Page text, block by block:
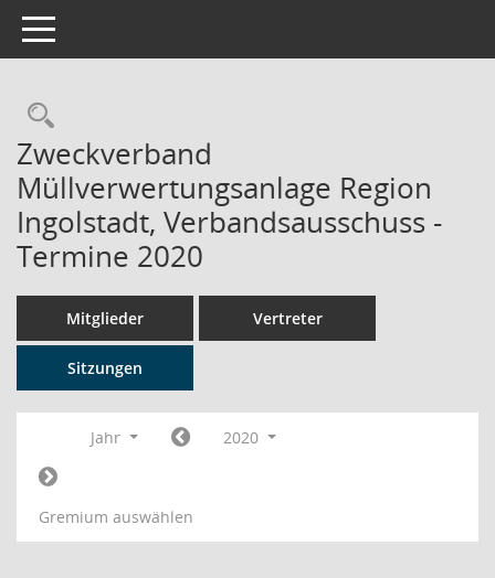
Toggle navigation
Rechercheauswahl
Zweckverband
Müllverwertungsanlage Region
Ingolstadt, Verbandsausschuss -
Termine 2020
Mitglieder Vertreter
Sitzungen
Jahr 2020
Gremium auswählen